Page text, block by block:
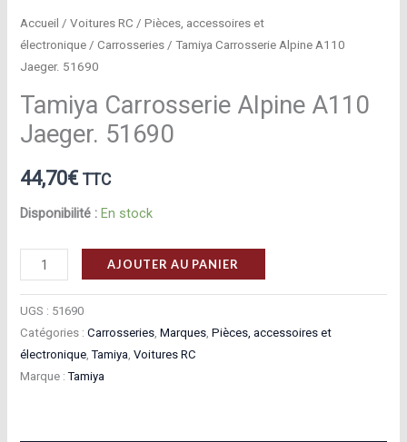
Accueil /Voitures RC /Pièces, accessoires et
électronique /Carrosseries / Tamiya Carrosserie Alpine A110
Jaeger. 51690
Tamiya Carrosserie Alpine A110
Jaeger. 51690
44,70€ TTC
Disponibilité : En stock
quantité
de
Tamiya
Carrosserie
Alpine
A110
AJOUTER AU PANIER
UGS : 51690
Catégories :Carrosseries,Marques,Pièces, accessoires et
électronique,Tamiya,Voitures RC
Marque :Tamiya